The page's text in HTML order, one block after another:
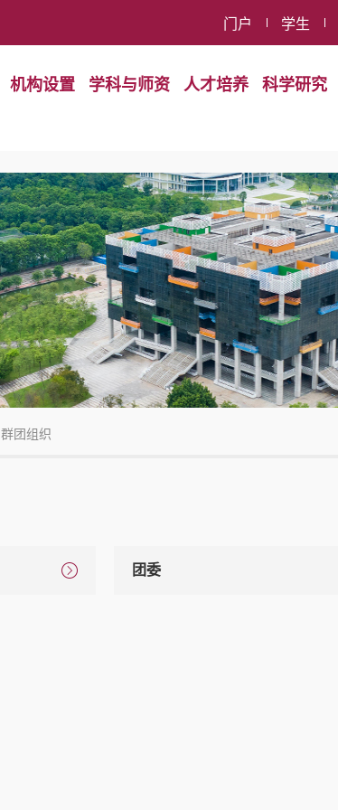
门户 学生
机构设置 学科与师资 人才培养 科学研究
群团组织
团委